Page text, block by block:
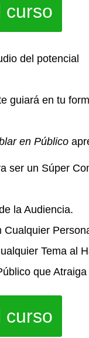
curso
del potencial
guiará en tu
en Público
ser un Súper
la Audiencia.
Cualquier
Tema al
que
curso